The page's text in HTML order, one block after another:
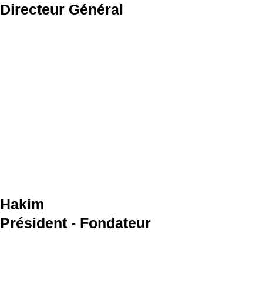
Directeur Général
Hakim
Président - Fondateur